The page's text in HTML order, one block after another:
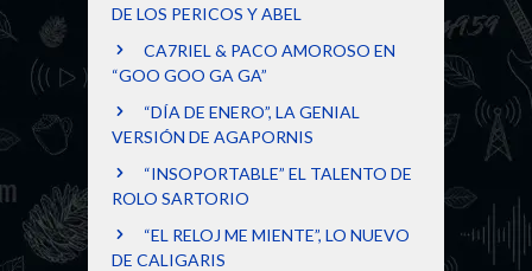
DE LOS PERICOS Y ABEL
CA7RIEL & PACO AMOROSO EN
“GOO GOO GA GA”
“DÍA DE ENERO”, LA GENIAL
VERSIÓN DE AGAPORNIS
“INSOPORTABLE” EL TALENTO DE
ROLO SARTORIO
“EL RELOJ ME MIENTE”, LO NUEVO
DE CALIGARIS